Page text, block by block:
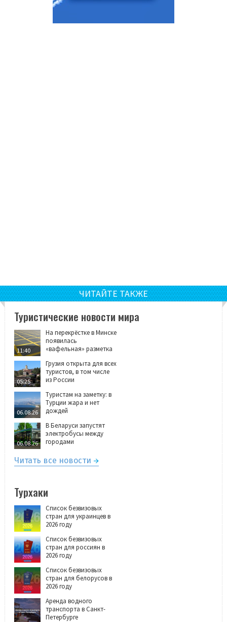
ЧИТАЙТЕ ТАКЖЕ
Туристические новости мира
11:40
На перекрёстке в Минске
появилась
«вафельная» разметка
05:25
Грузия открыта для всех
туристов, в том числе
из России
06.08.26
Туристам на заметку: в
Турции жара и нет
дождей
06.08.26
В Беларуси запустят
электробусы между
городами
Читать все новости
Турхаки
Список безвизовых
стран для украинцев в
2026 году
Список безвизовых
стран для россиян в
2026 году
Список безвизовых
стран для белорусов в
2026 году
Аренда водного
транспорта в Санкт-
Петербурге